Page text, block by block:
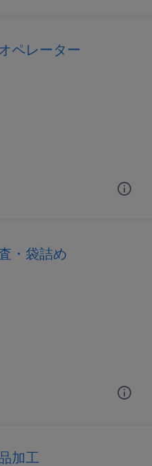
ペレーター
・袋詰め
加工